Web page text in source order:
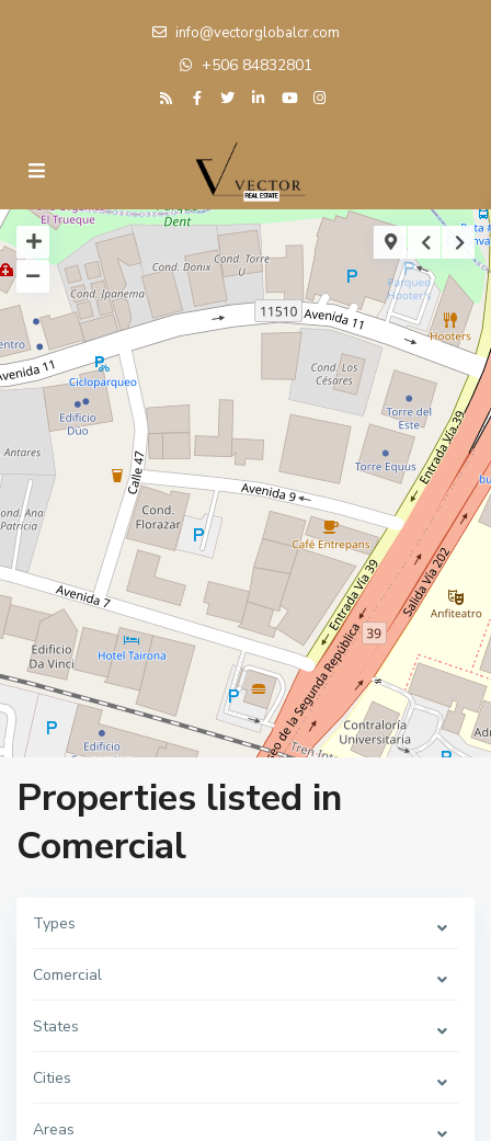
info@vectorglobalcr.com
+506 84832801
Properties listed in
Comercial
Types
Comercial
States
Cities
Areas